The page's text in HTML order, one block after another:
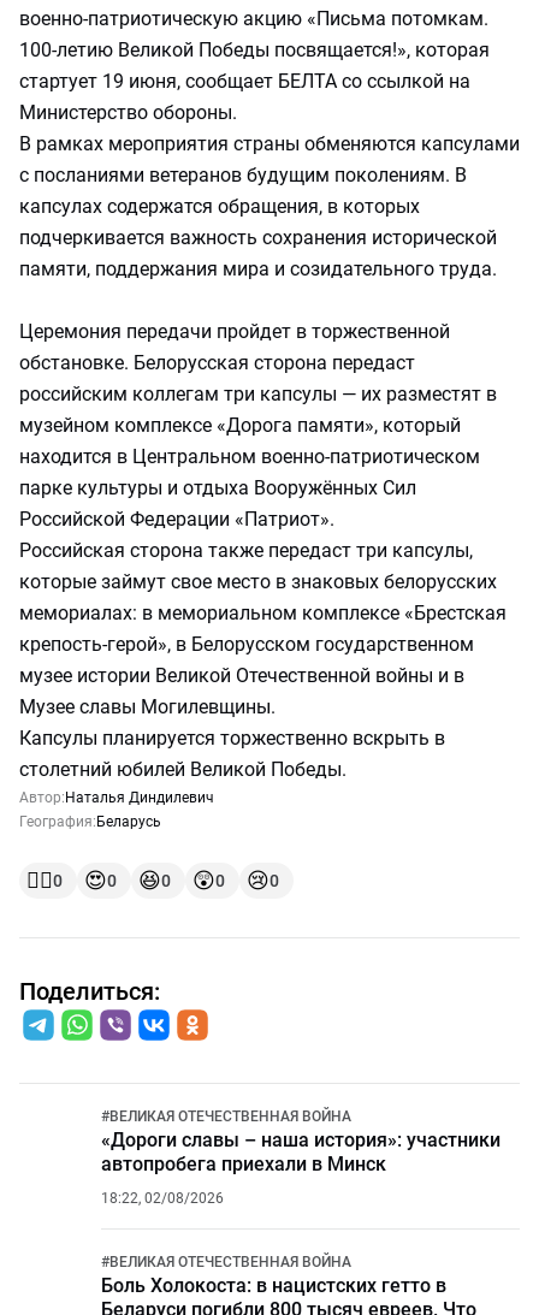
военно‑патриотическую акцию «Письма потомкам.
100‑летию Великой Победы посвящается!», которая
стартует 19 июня, сообщает БЕЛТА со ссылкой на
Министерство обороны.
В рамках мероприятия страны обменяются капсулами
с посланиями ветеранов будущим поколениям. В
капсулах содержатся обращения, в которых
подчеркивается важность сохранения исторической
памяти, поддержания мира и созидательного труда.
Церемония передачи пройдет в торжественной
обстановке. Белорусская сторона передаст
российским коллегам три капсулы — их разместят в
музейном комплексе «Дорога памяти», который
находится в Центральном военно‑патриотическом
парке культуры и отдыха Вооружённых Сил
Российской Федерации «Патриот».
Российская сторона также передаст три капсулы,
которые займут свое место в знаковых белорусских
мемориалах: в мемориальном комплексе «Брестская
крепость‑герой», в Белорусском государственном
музее истории Великой Отечественной войны и в
Музее славы Могилевщины.
Капсулы планируется торжественно вскрыть в
столетний юбилей Великой Победы.
Автор: Наталья Диндилевич
География: Беларусь
👍🏻0 😍0 😆0 😲0 😢0
Поделиться:
#ВЕЛИКАЯ ОТЕЧЕСТВЕННАЯ ВОЙНА
«Дороги славы – наша история»: участники
автопробега приехали в Минск
18:22, 02/08/2026
#ВЕЛИКАЯ ОТЕЧЕСТВЕННАЯ ВОЙНА
Боль Холокоста: в нацистских гетто в
Беларуси погибли 800 тысяч евреев. Что